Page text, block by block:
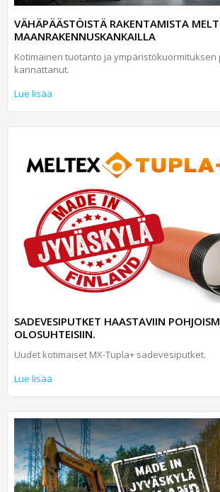
VÄHÄPÄÄSTÖISTÄ RAKENTAMISTA
MAANRAKENNUSKANKAILLA
Kotimainen tuotanto ja
kannattanut.
Lue lisää
SADEVESIPUTKET HAASTAVIIN
OLOSUHTEISIIN.
Uudet kotimaiset MX-Tupla+ sadevesiputket.
Lue lisää